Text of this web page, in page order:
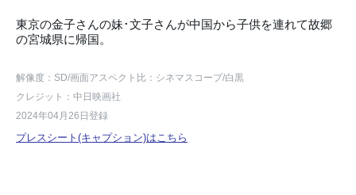
東京の金子さんの妹･文子さんが中国から子供を連れて故郷
の宮城県に帰国。
解像度：SD/画面アスペクト比：シネマスコープ/白黒
クレジット：中日映画社
2024年04月26日登録
プレスシート(キャプション)はこちら